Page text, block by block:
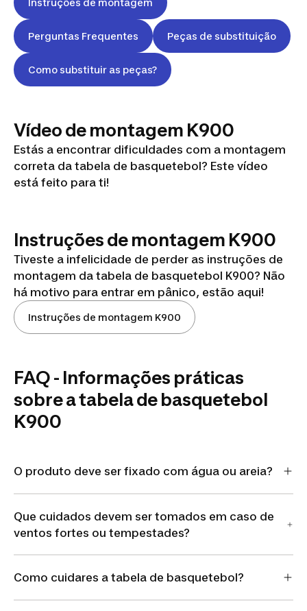
Instruções de montagem
Perguntas Frequentes Peças de substituição
Como substituir as peças?
Vídeo de montagem K900
Estás a encontrar dificuldades com a montagem
correta da tabela de basquetebol? Este vídeo
está feito para ti!
BASQUETEBOL
TARMAK K900:
manual,
Instruções de montagem K900
Tiveste a infelicidade de perder as instruções de
montagem da tabela de basquetebol K900? Não
há motivo para entrar em pânico, estão aqui!
Instruções de montagem K900
FAQ - Informações práticas
sobre a tabela de basquetebol
K900
O produto deve ser fixado com água ou areia?
Que cuidados devem ser tomados em caso de
ventos fortes ou tempestades?
Como cuidares a tabela de basquetebol?